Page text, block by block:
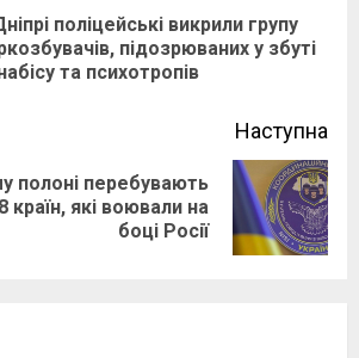
поліцейські викрили групу
підозрюваних у збуті
та психотропів
Наступна
полоні перебувають
країн, які воювали на
боці Росії